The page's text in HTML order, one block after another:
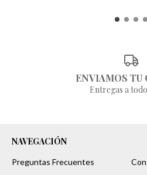
ENVIAMOS TU
Entregas a
NAVEGACIÓN
Preguntas Frecuentes